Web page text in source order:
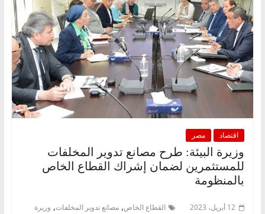
اقتصاد مصر
وزيرة البيئة: طرح مصانع تدوير المخلفات
للمستثمرين لضمان إشراك القطاع الخاص
بالمنظومة
12 أبريل، 2023 القطاع الخاص, مصانع تدوير المخلفات, وزيرة